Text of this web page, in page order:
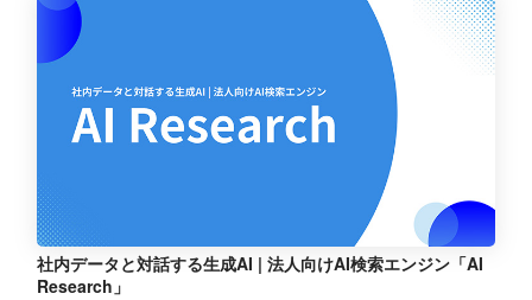
社内データと対話する生成AI | 法人向けAI検索エンジン「AI
Research」